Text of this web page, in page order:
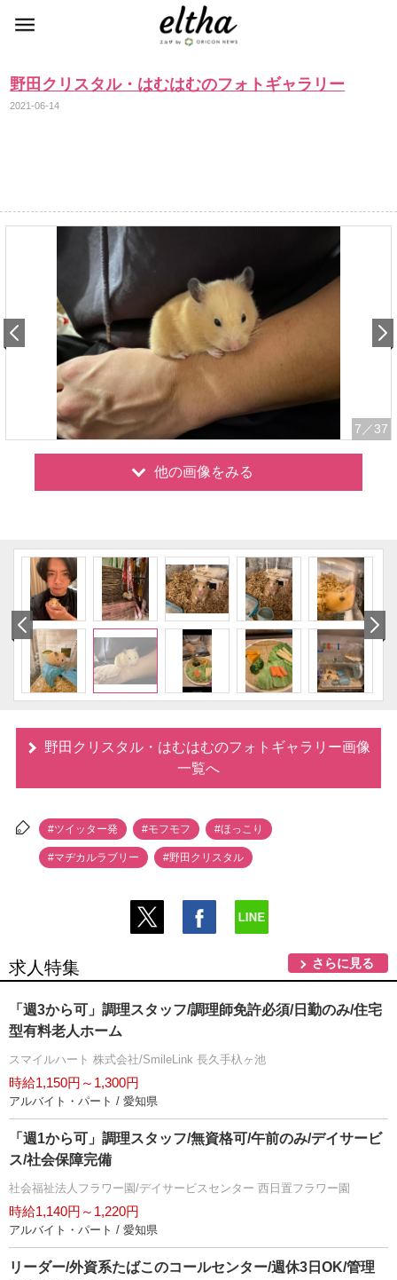
野田クリスタル・はむはむのフォトギャラリー
2021-06-14
7 ／37
他の画像をみる
野田クリスタル・はむはむのフォトギャラリー画像
一覧へ
#ツイッター発 #モフモフ #ほっこり
#マヂカルラブリー #野田クリスタル
求人特集 さらに見る
「週3から可」調理スタッフ/調理師免許必須/日勤のみ/住宅
型有料老人ホーム
スマイルハート 株式会社/SmileLink 長久手杁ヶ池
時給1,150円～1,300円
アルバイト・パート / 愛知県
「週1から可」調理スタッフ/無資格可/午前のみ/デイサービ
ス/社会保障完備
社会福祉法人フラワー園/デイサービスセンター 西日置フラワー園
時給1,140円～1,220円
アルバイト・パート / 愛知県
リーダー/外資系たばこのコールセンター/週休3日OK/管理